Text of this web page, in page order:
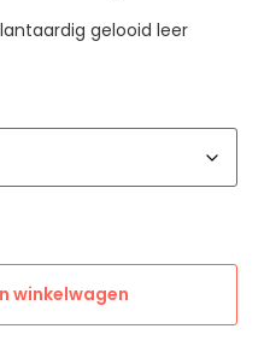
gelooid leer
winkelwagen